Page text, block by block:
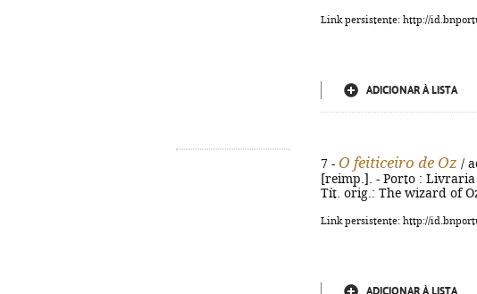
Link persistente: http://
ADICIONAR À LISTA
7 - O feiticeiro de Oz /
[reimp.]. - Porto : Livraria
Tít. orig.: The wizard of
Link persistente: http://
ADICIONAR À LISTA